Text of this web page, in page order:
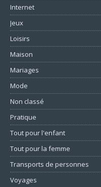
Internet
Jeux
Loisirs
Maison
Mariages
Mode
Non classé
Pratique
Tout pour l'enfant
Tout pour la femme
Transports de personnes
Voyages